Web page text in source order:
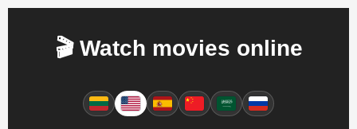
🎬 Watch movies online